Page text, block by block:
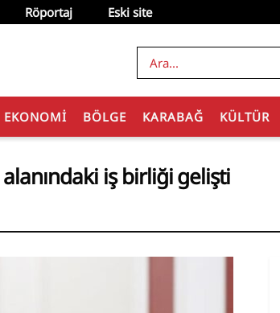
Röportaj Eski site
EKONOMI BÖLGE KARABAĞ KÜLTÜR
iş birliği gelişti